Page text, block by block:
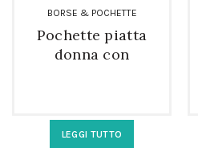
BORSE & POCHETTE
Pochette piatta
donna con
LEGGI TUTTO